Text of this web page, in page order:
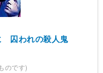
囚われの殺人鬼
のです)